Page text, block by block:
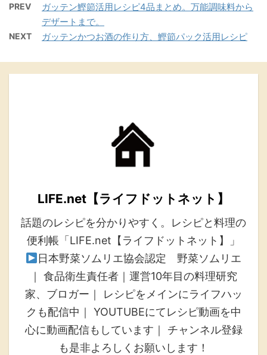
PREV
ガッテン鰹節活用レシピ4品まとめ。万能調味料から
デザートまで。
NEXT ガッテンかつお酒の作り方、鰹節パック活用レシピ
LIFE.net【ライフドットネット】
話題のレシピを分かりやすく。レシピと料理の
便利帳「LIFE.net【ライフドットネット】」
日本野菜ソムリエ協会認定 野菜ソムリエ
｜ 食品衛生責任者｜運営10年目の料理研究
家、ブロガー｜ レシピをメインにライフハッ
クも配信中｜ YOUTUBEにてレシピ動画を中
心に動画配信もしています｜ チャンネル登録
も是非よろしくお願いします！